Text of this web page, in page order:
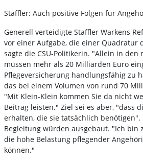
Staffler: Auch positive Folgen für
Generell verteidigte Staffler Warkens
vor einer Aufgabe, die einer Quadratur
sagte die CSU-Politikerin. "Allein in den
müssen mehr als 20 Milliarden Euro
Pflegeversicherung handlungsfähig zu
das bei einem Volumen von rund 70
"Mit Klein-Klein kommen Sie da nicht
Beitrag leisten." Ziel sei es aber, "dass
erhalten, die sie tatsächlich benötigen".
Begleitung würden ausgebaut. "Ich bin
die hohe Belastung pflegender
können."